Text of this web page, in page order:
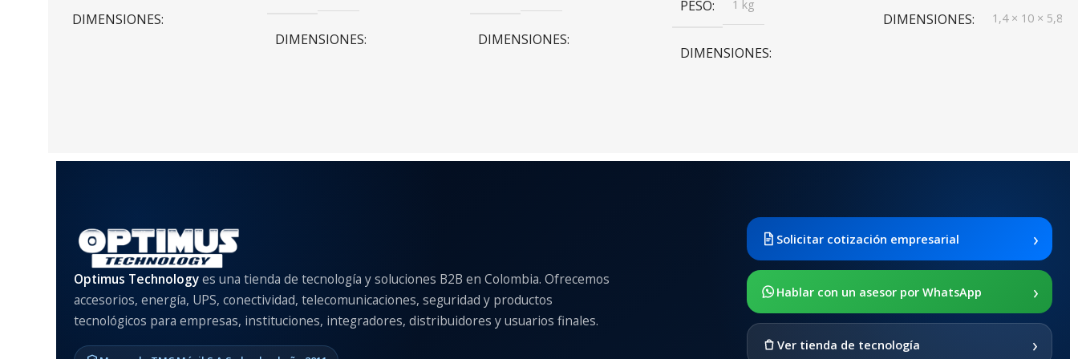
DIMENSIONES
DIMENSIONES
MODELO DE TABLETS
COMPATIBLES
DIMENSIONES
PESO 1 kg
DIMENSIONES
DIMENSIONES 1,4 × 10 × 5,8
RED INALAMBRICA (WLAN)
IEEE 802.11b/g/n
CONECTIVIDAD MÓVIL
LTE/DC-
Optimus Technologyes una tienda de tecnología y soluciones B2B en Colombia. Ofrecemos
accesorios, energía, UPS, conectividad, telecomunicaciones, seguridad y productos
tecnológicos para empresas, instituciones, integradores, distribuidores y usuarios finales.
Solicitar cotización empresarial ›
Hablar con un asesor por WhatsApp ›
Ver tienda de tecnología ›